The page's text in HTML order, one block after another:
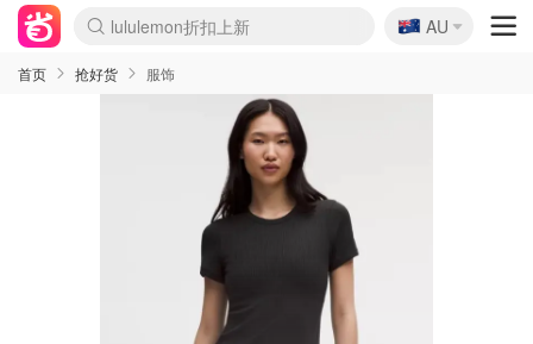
Sasa美妆护肤3.5折
SSENSE年中2.5折
FreshBeauty好价汇总
Cettire降价+叠9折
WWS Coles超市实拍
viagogo二手票捡漏
Myer折扣汇总
The Outnet奢牌1折起
David Jones 3折起
Flannels大牌1折
Perfumes Club护肤1折
AMIRO面罩$251
Amazon折扣汇总
eToro入金$200送$50
Amazon数码好物
ICONIC本周7.5折
ThedoubleF高奢地板价
Moose Knuckles 6折
EUFY摄像头$98
Selenichast首饰2折
Trip机票酒店促销
YSL送5件彩妆礼
Amazon家居好物
Amazon美妆护肤
雅漾大喷$8
过敏原检测盒$33
科颜氏高保湿面霜$29
SEALIFE海洋馆门票6折
丝塔芙大白罐$16
订阅Newsletter送香薰
Cult Beauty 6.8折
Harrods圣诞日历$525
LN-CC奢牌私促3折
d'Alba空姐喷雾$16
EVE LOM套装£56
Bernardelli独家4折
Adore Beauty 6折起
CT圣诞日历
Mytheresa奢品2.7折
Luxury Escapes 9折
Currentbody美容仪$881
MOON Garden Live
Roborock扫地机$649
Tingo Life水杯$24
Valentino官网5折
CR洗护套装$23
修丽可4件套$159
GANNI官网4.5折
Stylevana韩妆4折
Tessabit高奢8.5折
OGX洗发水$11
Amazon阿德莱德次日达
卡诗8.5折+赠礼
Philips Hue灯具8折
La Mer送8件礼值$529
🇦🇺
AU
首页 抢好货 服饰